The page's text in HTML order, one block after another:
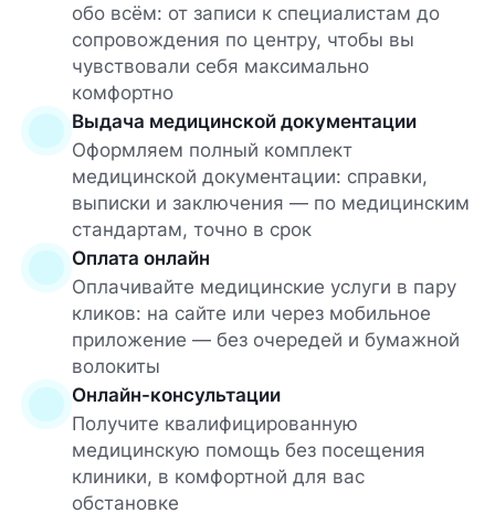
обо всём: от записи к специалистам до
сопровождения по центру, чтобы вы
чувствовали себя максимально
комфортно
Выдача медицинской документации
Оформляем полный комплект
медицинской документации: справки,
выписки и заключения — по медицинским
стандартам, точно в срок
Оплата онлайн
Оплачивайте медицинские услуги в пару
кликов: на сайте или через мобильное
приложение — без очередей и бумажной
волокиты
Онлайн-консультации
Получите квалифицированную
медицинскую помощь без посещения
клиники, в комфортной для вас
обстановке